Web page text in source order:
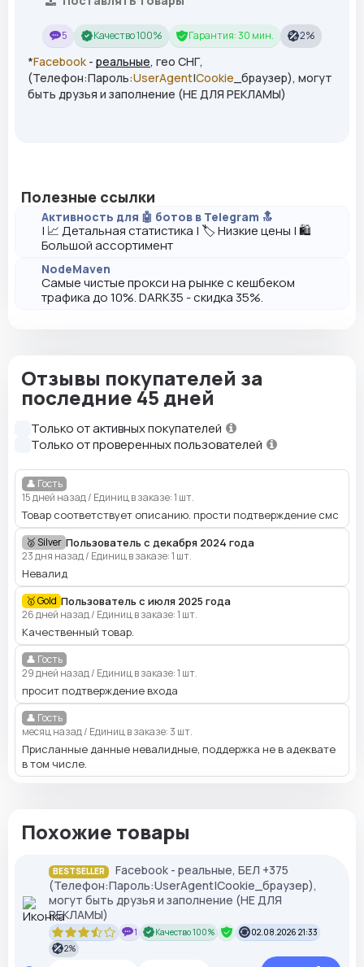
5 Качество 100% Гарантия: 30 мин. 2%
*Facebook - реальные, гео СНГ,
(Телефон:Пароль:UserAgent|Cookie _браузер), могут
быть друзья и заполнение (НЕ ДЛЯ РЕКЛАМЫ)
Полезные ссылки
Активность для 🤖 ботов в Telegram 🔝
| 📈 Детальная статистика | 🏷️ Низкие цены | 🛍️
Большой ассортимент
NodeMaven
Самые чистые прокси на рынке с кешбеком
трафика до 10%. DARK35 - скидка 35%.
Отзывы покупателей за
последние 45 дней
Только от активных покупателей
Только от проверенных пользователей
👤 Гость
15 дней назад/ Единиц в заказе: 1 шт.
Товар соответствует описанию. прости подтверждение смс
🥈 Silver Пользователь с декабря 2024 года
23 дня назад/ Единиц в заказе: 1 шт.
Невалид
🥇 Gold Пользователь с июля 2025 года
26 дней назад/ Единиц в заказе: 1 шт.
Качественный товар.
👤 Гость
29 дней назад/ Единиц в заказе: 1 шт.
просит подтверждение входа
👤 Гость
месяц назад/ Единиц в заказе: 3 шт.
Присланные данные невалидные, поддержка не в адеквате
в том числе.
Похожие товары
BESTSELLER
Facebook - реальные, БЕЛ +375
(Телефон:Пароль:UserAgent|Cookie_браузер),
могут быть друзья и заполнение (НЕ ДЛЯ
РЕКЛАМЫ)
1 Качество 100%
02.08.2026 21:33
2%